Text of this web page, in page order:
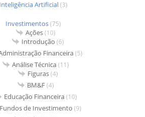
Inteligência Artificial(3)
Investimentos(75)
Ações(10)
Introdução (6)
Financeira(5)
Análise Técnica(11)
Figuras(4)
BM&F(4)
Educação Financeira(10)
Fundos de Investimento (9)